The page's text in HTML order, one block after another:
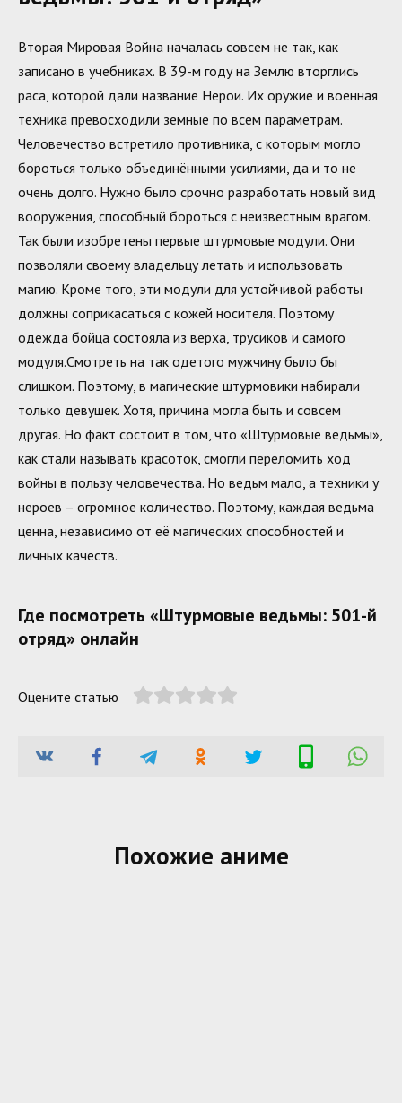
Вторая Мировая Война началась совсем не так, как
записано в учебниках. В 39-м году на Землю вторглись
раса, которой дали название Нерои. Их оружие и военная
техника превосходили земные по всем параметрам.
Человечество встретило противника, с которым могло
бороться только объединёнными усилиями, да и то не
очень долго. Нужно было срочно разработать новый вид
вооружения, способный бороться с неизвестным врагом.
Так были изобретены первые штурмовые модули. Они
позволяли своему владельцу летать и использовать
магию. Кроме того, эти модули для устойчивой работы
должны соприкасаться с кожей носителя. Поэтому
одежда бойца состояла из верха, трусиков и самого
модуля.Смотреть на так одетого мужчину было бы
слишком. Поэтому, в магические штурмовики набирали
только девушек. Хотя, причина могла быть и совсем
другая. Но факт состоит в том, что «Штурмовые ведьмы»,
как стали называть красоток, смогли переломить ход
войны в пользу человечества. Но ведьм мало, а техники у
нероев – огромное количество. Поэтому, каждая ведьма
ценна, независимо от её магических способностей и
личных качеств.
Где посмотреть «Штурмовые ведьмы: 501-й
отряд» онлайн
Оцените статью
Похожие аниме